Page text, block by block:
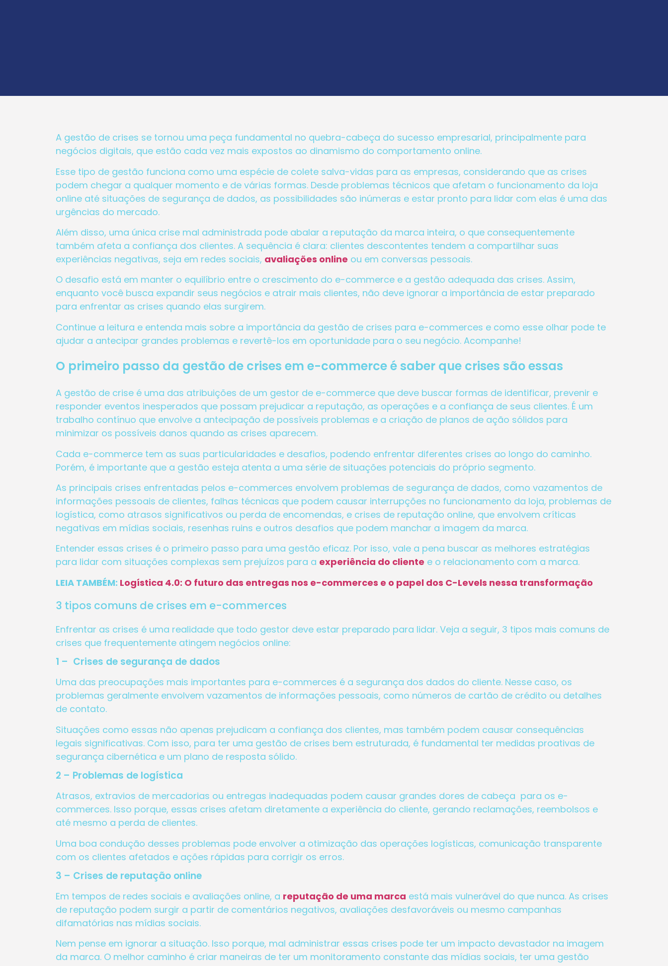
A gestão de crises se tornou uma peça fundamental no quebra-cabeça do sucesso empresarial, principalmente para
negócios digitais, que estão cada vez mais expostos ao dinamismo do comportamento online.
Esse tipo de gestão funciona como uma espécie de colete salva-vidas para as empresas, considerando que as crises
podem chegar a qualquer momento e de várias formas. Desde problemas técnicos que afetam o funcionamento da loja
online até situações de segurança de dados, as possibilidades são inúmeras e estar pronto para lidar com elas é uma das
urgências do mercado.
Além disso, uma única crise mal administrada pode abalar a reputação da marca inteira, o que consequentemente
também afeta a confiança dos clientes. A sequência é clara: clientes descontentes tendem a compartilhar suas
experiências negativas, seja em redes sociais, avaliações online ou em conversas pessoais.
O desafio está em manter o equilíbrio entre o crescimento do e-commerce e a gestão adequada das crises. Assim,
enquanto você busca expandir seus negócios e atrair mais clientes, não deve ignorar a importância de estar preparado
para enfrentar as crises quando elas surgirem.
Continue a leitura e entenda mais sobre a importância da gestão de crises para e-commerces e como esse olhar pode te
ajudar a antecipar grandes problemas e revertê-los em oportunidade para o seu negócio. Acompanhe!
O primeiro passo da gestão de crises em e-commerce é saber que crises são essas
A gestão de crise é uma das atribuições de um gestor de e-commerce que deve buscar formas de identificar, prevenir e
responder eventos inesperados que possam prejudicar a reputação, as operações e a confiança de seus clientes. É um
trabalho contínuo que envolve a antecipação de possíveis problemas e a criação de planos de ação sólidos para
minimizar os possíveis danos quando as crises aparecem.
Cada e-commerce tem as suas particularidades e desafios, podendo enfrentar diferentes crises ao longo do caminho.
Porém, é importante que a gestão esteja atenta a uma série de situações potenciais do próprio segmento.
As principais crises enfrentadas pelos e-commerces envolvem problemas de segurança de dados, como vazamentos de
informações pessoais de clientes, falhas técnicas que podem causar interrupções no funcionamento da loja, problemas de
logística, como atrasos significativos ou perda de encomendas, e crises de reputação online, que envolvem críticas
negativas em mídias sociais, resenhas ruins e outros desafios que podem manchar a imagem da marca.
Entender essas crises é o primeiro passo para uma gestão eficaz. Por isso, vale a pena buscar as melhores estratégias
para lidar com situações complexas sem prejuízos para a experiência do cliente e o relacionamento com a marca.
LEIA TAMBÉM: Logística 4.0: O futuro das entregas nos e-commerces e o papel dos C-Levels nessa transformação
3 tipos comuns de crises em e-commerces
Enfrentar as crises é uma realidade que todo gestor deve estar preparado para lidar. Veja a seguir, 3 tipos mais comuns de
crises que frequentemente atingem negócios online:
1 – Crises de segurança de dados
Uma das preocupações mais importantes para e-commerces é a segurança dos dados do cliente. Nesse caso, os
problemas geralmente envolvem vazamentos de informações pessoais, como números de cartão de crédito ou detalhes
de contato.
Situações como essas não apenas prejudicam a confiança dos clientes, mas também podem causar consequências
legais significativas. Com isso, para ter uma gestão de crises bem estruturada, é fundamental ter medidas proativas de
segurança cibernética e um plano de resposta sólido.
2 – Problemas de logística
Atrasos, extravios de mercadorias ou entregas inadequadas podem causar grandes dores de cabeça para os e-
commerces. Isso porque, essas crises afetam diretamente a experiência do cliente, gerando reclamações, reembolsos e
até mesmo a perda de clientes.
Uma boa condução desses problemas pode envolver a otimização das operações logísticas, comunicação transparente
com os clientes afetados e ações rápidas para corrigir os erros.
3 – Crises de reputação online
Em tempos de redes sociais e avaliações online, a reputação de uma marca está mais vulnerável do que nunca. As crises
de reputação podem surgir a partir de comentários negativos, avaliações desfavoráveis ou mesmo campanhas
difamatórias nas mídias sociais.
Nem pense em ignorar a situação. Isso porque, mal administrar essas crises pode ter um impacto devastador na imagem
da marca. O melhor caminho é criar maneiras de ter um monitoramento constante das mídias sociais, ter uma gestão